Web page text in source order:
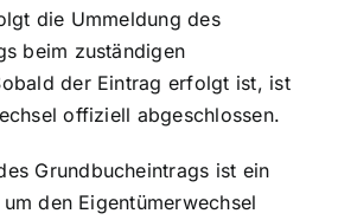
die Ummeldung des
beim zuständigen
der Eintrag erfolgt ist, ist
offiziell abgeschlossen.
Grundbucheintrags ist ein
den Eigentümerwechsel